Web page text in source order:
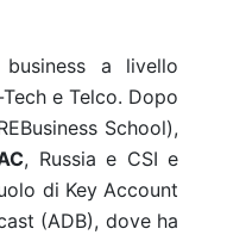
a livello
e Telco. Dopo
School),
, Russia e CSI e
di Key Account
(ADB), dove ha